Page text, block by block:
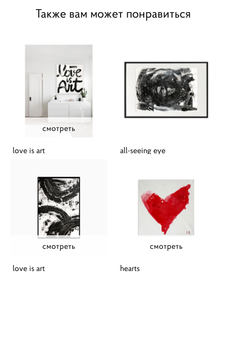
Также вам может понравиться
смотреть
love is art all-seeing eye
смотреть
love is art
смотреть
hearts